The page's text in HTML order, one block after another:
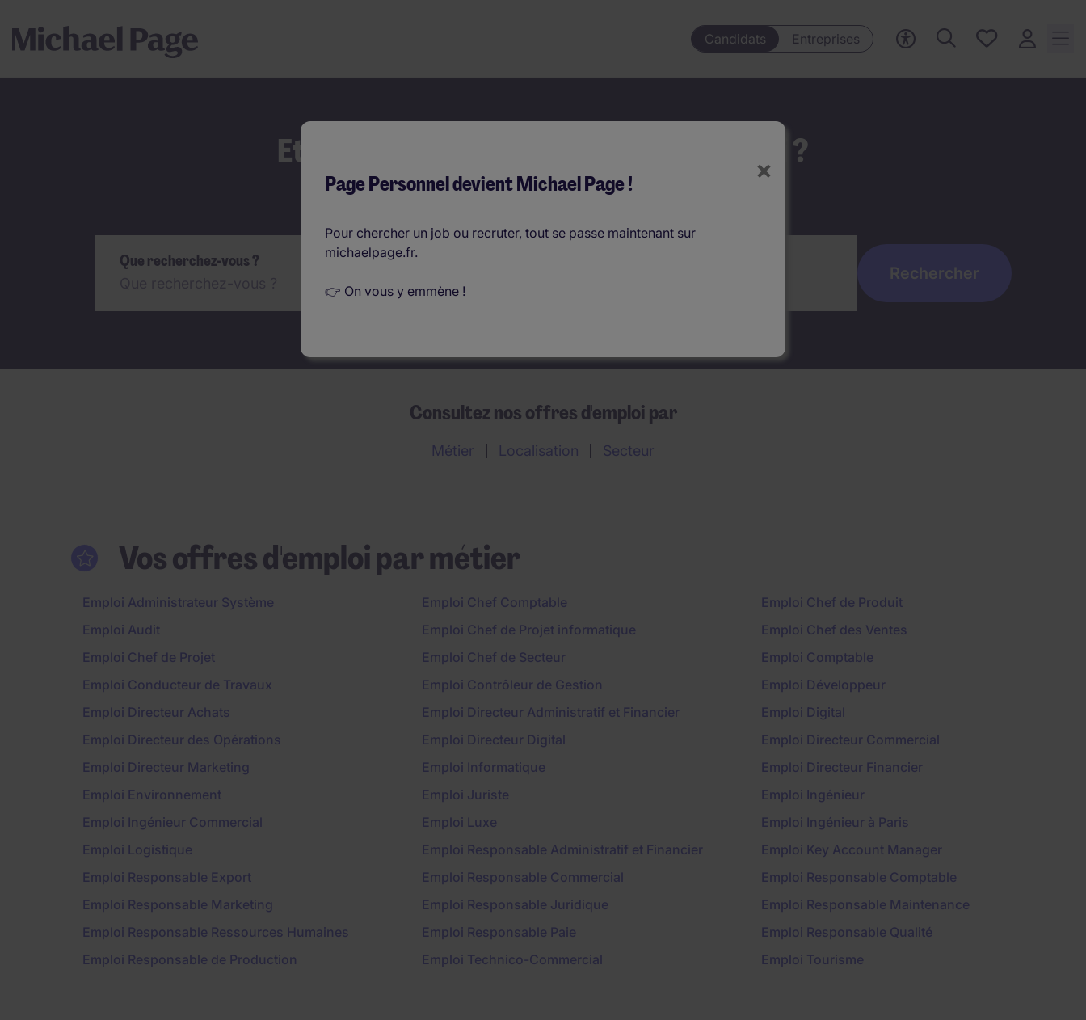
Candidats Entreprises
Mes offres, 0
sauvegardées
Et si votre prochain job commençait ici ?
Que recherchez-vous ?
Consultez nos offres d'emploi par
Métier Localisation Secteur
Vos offres d'emploi par métier
Emploi Administrateur Système
Emploi Audit
Emploi Chef de Projet
Emploi Conducteur de Travaux
Emploi Directeur Achats
Emploi Directeur des Opérations
Emploi Directeur Marketing
Emploi Environnement
Emploi Ingénieur Commercial
Emploi Logistique
Emploi Responsable Export
Emploi Responsable Marketing
Emploi Responsable Ressources Humaines
Emploi Responsable de Production
Emploi Chef Comptable
Emploi Chef de Projet informatique
Emploi Chef de Secteur
Emploi Contrôleur de Gestion
Emploi Directeur Administratif et Financier
Emploi Directeur Digital
Emploi Informatique
Emploi Juriste
Emploi Luxe
Emploi Responsable Administratif et Financier
Emploi Responsable Commercial
Emploi Responsable Juridique
Emploi Responsable Paie
Emploi Technico-Commercial
Emploi Chef de Produit
Emploi Chef des Ventes
Emploi Comptable
Emploi Développeur
Emploi Digital
Emploi Directeur Commercial
Emploi Directeur Financier
Emploi Ingénieur
Emploi Ingénieur à Paris
Emploi Key Account Manager
Emploi Responsable Comptable
Emploi Responsable Maintenance
Emploi Responsable Qualité
Emploi Tourisme
×
Page Personnel devient Michael Page !
Pour chercher un job ou recruter, tout se passe maintenant sur
michaelpage.fr.
👉 On vous y emmène !